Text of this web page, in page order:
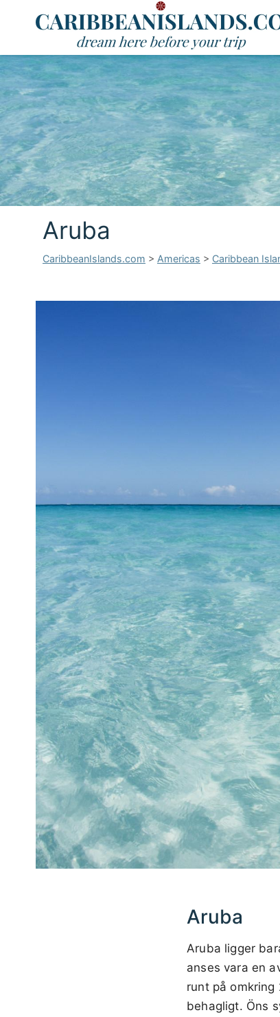
Aruba
CaribbeanIslands.com > Americas > Caribbean
Aruba
Aruba ligger
anses vara en
runt på
behagligt. Öns